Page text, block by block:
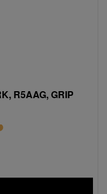
R5AAG, GRIP